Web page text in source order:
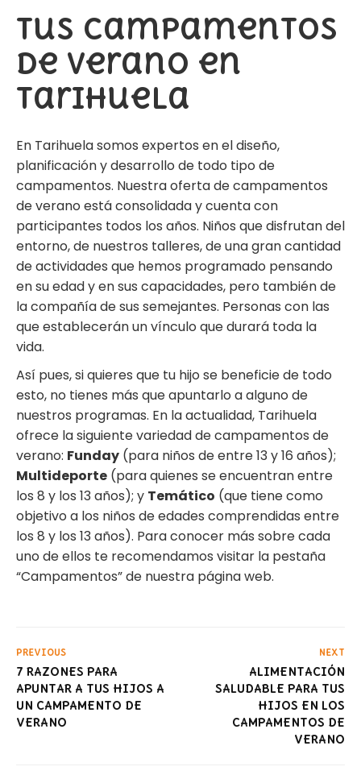
Tus campamentos
de verano en
Tarihuela
En Tarihuela somos expertos en el diseño,
planificación y desarrollo de todo tipo de
campamentos. Nuestra oferta de campamentos
de verano está consolidada y cuenta con
participantes todos los años. Niños que disfrutan del
entorno, de nuestros talleres, de una gran cantidad
de actividades que hemos programado pensando
en su edad y en sus capacidades, pero también de
la compañía de sus semejantes. Personas con las
que establecerán un vínculo que durará toda la
vida.
Así pues, si quieres que tu hijo se beneficie de todo
esto, no tienes más que apuntarlo a alguno de
nuestros programas. En la actualidad, Tarihuela
ofrece la siguiente variedad de campamentos de
verano: Funday (para niños de entre 13 y 16 años);
Multideporte (para quienes se encuentran entre
los 8 y los 13 años); y Temático (que tiene como
objetivo a los niños de edades comprendidas entre
los 8 y los 13 años). Para conocer más sobre cada
uno de ellos te recomendamos visitar la pestaña
“Campamentos” de nuestra página web.
PREVIOUS
7 RAZONES PARA
APUNTAR A TUS HIJOS A
UN CAMPAMENTO DE
VERANO
NEXT
ALIMENTACIÓN
SALUDABLE PARA TUS
HIJOS EN LOS
CAMPAMENTOS DE
VERANO